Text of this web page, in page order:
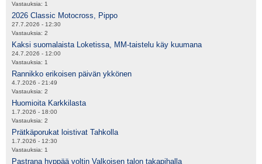
Vastauksia: 1
2026 Classic Motocross, Pippo
27.7.2026 - 12:30
Vastauksia: 2
Kaksi suomalaista Loketissa, MM-taistelu käy kuumana
24.7.2026 - 12:00
Vastauksia: 1
Rannikko erikoisen päivän ykkönen
4.7.2026 - 21:49
Vastauksia: 2
Huomioita Karkkilasta
1.7.2026 - 18:00
Vastauksia: 2
Prätkäporukat loistivat Tahkolla
1.7.2026 - 12:30
Vastauksia: 1
Pastrana hyppää voltin Valkoisen talon takapihalla